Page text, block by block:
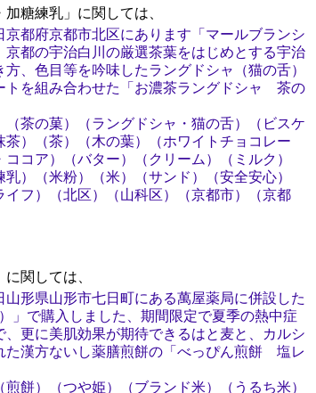
糖練乳」に関しては、
京都府京都市北区にあります「マールブランシ
京都の宇治白川の厳選茶葉をはじめとする宇治
、色目等を吟味したラングドシャ（猫の舌）
トを組み合わせた「お濃茶ラングドシャ 茶の
茶の菓）（ラングドシャ・猫の舌）（ビスケ
）（茶）（木の葉）（ホワイトチョコレー
コア）（バター）（クリーム）（ミルク）
）（米粉）（米）（サンド）（安全安心）
イフ）（北区）（山科区）（京都市）（京都
関しては、
山形県山形市七日町にある萬屋薬局に併設した
」で購入しました、期間限定で夏季の熱中症
更に美肌効果が期待できるはと麦と、カルシ
た漢方ないし薬膳煎餅の「べっぴん煎餅 塩レ
餅）（つや姫）（ブランド米）（うるち米）